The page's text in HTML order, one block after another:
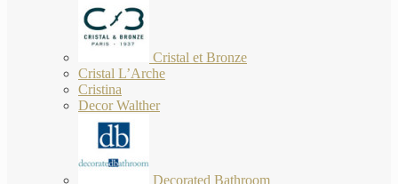
Cristal et Bronze
Cristal L’Arche
Cristina
Decor Walther
Decorated Bathroom